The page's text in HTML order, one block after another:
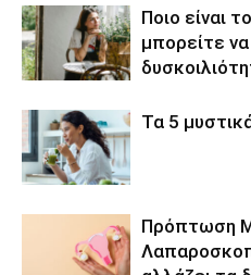
Ποιο είναι
μπορείτε
Τα 5
Πρόπτωση